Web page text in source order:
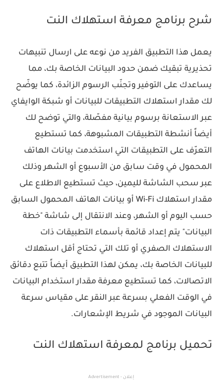
شرح برنامج معرفة استهلاك النت
يعمل هذا التطبيق الفريد من نوعه على ارسال تنبيهات
تحذيرية تبقيك ضمن حدود البيانات الخاصة بك، مما
يساعدك على التوفير وتجنّب الرسوم الزائدة، كما يوضّح
لك مقدار استهلاك التطبيقات للبيانات أو شبكة الوايفاي
عبر الاستعانة برسوم بيانية مفصّلة، والتي توضح لك
أيضاً أنشطة التطبيقات المشبوهة، كما تستطيع
التعرّف على التطبيقات التي استخدمت بيانات الهاتف
المحمول في وقت سابق من الأسبوع أو الشهر وذلك
عبر سحب الشاشة لليمين، حيث تستطيع الاطلاع على
مقدار استهلاك Wi-Fi أو بيانات الهاتف المحمول السابق
حسب اليوم أو الشهر، وعند الانتقال إلى شاشة "خطة
البيانات" يتم إعداد قائمة بأسماء التطبيقات ذات
الاستهلاك الصفري أو تلك التي تحتاج أقل استهلاك
للبيانات الخاصة بك، يمكن لهذا التطبيق أيضاً تتبع دقائق
الاتصالات، كما تستطيع معرفة مقدار استخدام البيانات
في الوقت الفعلي بسرعة عبر النقر على مقياس سرعة
البيانات الموجود في شريط الإشعارات.
تحميل برنامج لمعرفة استهلاك النت
إعلان - Advertisement